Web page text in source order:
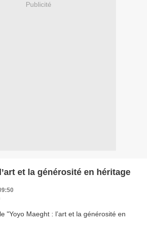
Publicité
et la générosité en héritage